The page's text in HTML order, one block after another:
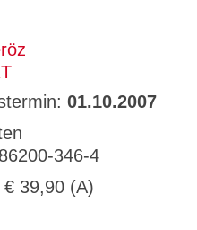
01.10.2007
346-4
| € 39,90 (A)